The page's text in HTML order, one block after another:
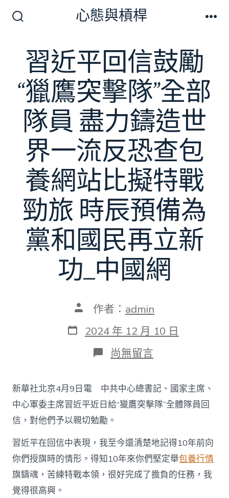
切
換
關
心態與槓桿
習近平回信鼓勵
“獵鷹突擊隊”全部
隊員 盡力鑄造世
界一流反恐查包
養網站比擬特戰
勁旅 時辰預備為
黨和國民再立新
功_中國網
文
作
者
作者： admin
發
表
2024 年 12 月 10 日
在
〈習
平
回
信
勵
“獵
鷹
突
擊
隊”
尚無留言
新華社北京4月9日電 中共中心總書記、國家主席、
中心軍委主席習近平近日給“獵鷹突擊隊”全體隊員回
信，對他們予以親切勉勵。
習近平在回信中表現，我至今還清楚地記得10年前向
你們授旗時的情形。得知10年來你們堅定舉包養行情
旗鑄魂，苦練特戰本領，很好完成了擔負的任務，我
覺得很高興。